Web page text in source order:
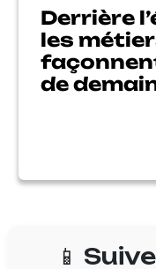
Derrière
les
de
📱